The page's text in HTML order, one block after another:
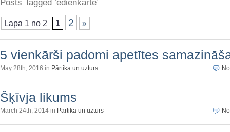
Posts Tagged ‘ēdienkarte’
Lapa 1 no 2 1 2 »
5 vienkārši padomi apetītes
May 28th, 2016 in Pārtika un uzturs
Šķīvja likums
March 24th, 2014 in Pārtika un uzturs